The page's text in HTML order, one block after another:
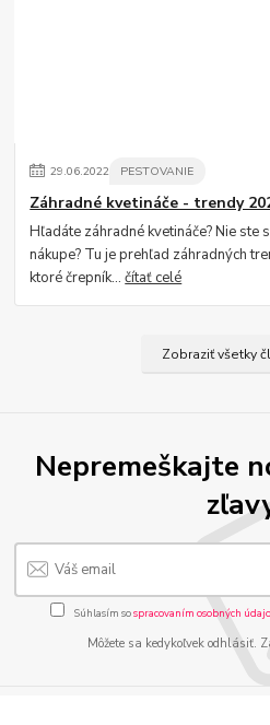
29.06.2022 PESTOVANIE
Záhradné kvetináče - trendy
Hľadáte záhradné kvetináče? Nie ste
nákupe? Tu je prehľad záhradných
ktoré črepník...čítať celé
Zobraziť všetky
Nepremeškajte
Súhlasím sospracovaním osobných
Môžete sa kedykoľvek odhlásiť.